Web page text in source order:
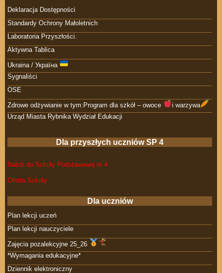
Deklaracja Dostępności
Standardy Ochrony Małoletnich
Laboratoria Przyszłości.
Aktywna Tablica
Ukraina / Україна
Sygnaliści
OSE
Zdrowe odżywianie w tym:Program dla szkół – owoce
i warzywa
Urząd Miasta Rybnika Wydział Edukacji
Dla przyszłych uczniów SP 4
Nabór do Szkoły Podstawowej nr 4
Oferta Szkoły
Dla uczniów
Plan lekcji uczeń
Plan lekcji nauczyciele
Zajęcia pozalekcyjne 25_26
*Wymagania edukacyjne*
Dziennik elektroniczny